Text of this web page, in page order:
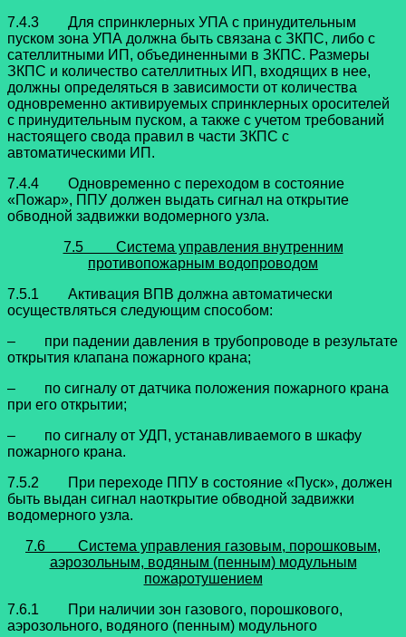
7.4.3 Для спринклерных УПА с принудительным
пуском зона УПА должна быть связана с ЗКПС, либо с
сателлитными ИП, объединенными в ЗКПС. Размеры
ЗКПС и количество сателлитных ИП, входящих в нее,
должны определяться в зависимости от количества
одновременно активируемых спринклерных оросителей
с принудительным пуском, а также с учетом требований
настоящего свода правил в части ЗКПС с
автоматическими ИП.
7.4.4 Одновременно с переходом в состояние
«Пожар», ППУ должен выдать сигнал на открытие
обводной задвижки водомерного узла.
7.5 Система управления внутренним
противопожарным водопроводом
7.5.1 Активация ВПВ должна автоматически
осуществляться следующим способом:
– при падении давления в трубопроводе в результате
открытия клапана пожарного крана;
– по сигналу от датчика положения пожарного крана
при его открытии;
– по сигналу от УДП, устанавливаемого в шкафу
пожарного крана.
7.5.2 При переходе ППУ в состояние «Пуск», должен
быть выдан сигнал наоткрытие обводной задвижки
водомерного узла.
7.6 Система управления газовым, порошковым,
аэрозольным, водяным (пенным) модульным
пожаротушением
7.6.1 При наличии зон газового, порошкового,
аэрозольного, водяного (пенным) модульного